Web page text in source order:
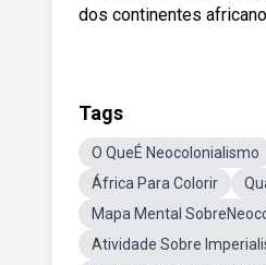
dos continentes
Tags
O QueÉ Neocolonialismo
África Para Colorir
Mapa Mental
Atividade Sobre